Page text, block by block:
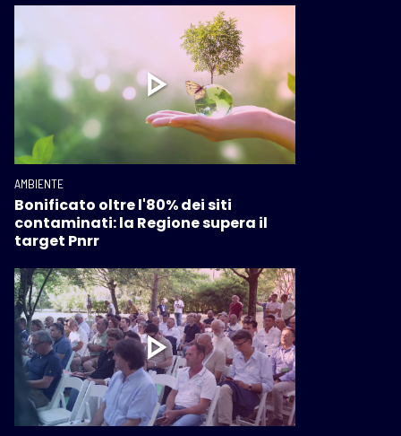
AMBIENTE
Bonificato oltre l'80% dei siti
contaminati: la Regione supera il
target Pnrr